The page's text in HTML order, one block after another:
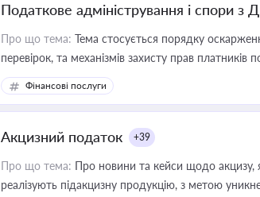
Податкове адміністрування і спори з
Про що тема: Тема стосується порядку
перевірок, та механізмів захисту прав платників
Фінансові послуги
Акцизний податок +39
Про що тема: Про новини та кейси щодо акцизу,
реалізують підакцизну продукцію, з метою